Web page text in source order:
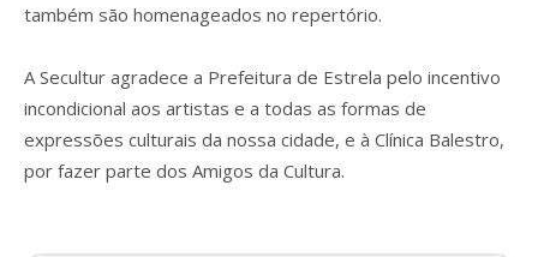
também são homenageados no repertório.
A Secultur agradece a Prefeitura de Estrela pelo incentivo
incondicional aos artistas e a todas as formas de
expressões culturais da nossa cidade, e à Clínica Balestro,
por fazer parte dos Amigos da Cultura.